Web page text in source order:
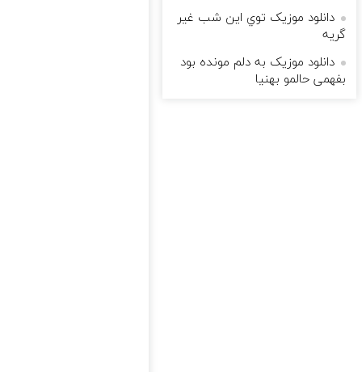
دانلود موزیک توي اين شب غير
گريه
دانلود موزیک به دلم مونده بود
بفهمی حالمو بهنیا